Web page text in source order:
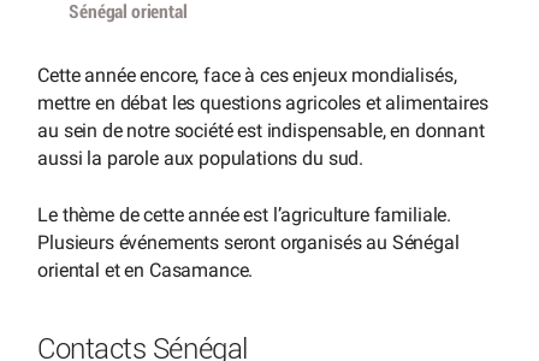
Sénégal oriental
Cette année encore, face à ces enjeux mondialisés,
mettre en débat les questions agricoles et alimentaires
au sein de notre société est indispensable, en donnant
aussi la parole aux populations du sud.
Le thème de cette année est l’agriculture familiale.
Plusieurs événements seront organisés au Sénégal
oriental et en Casamance.
Contacts Sénégal